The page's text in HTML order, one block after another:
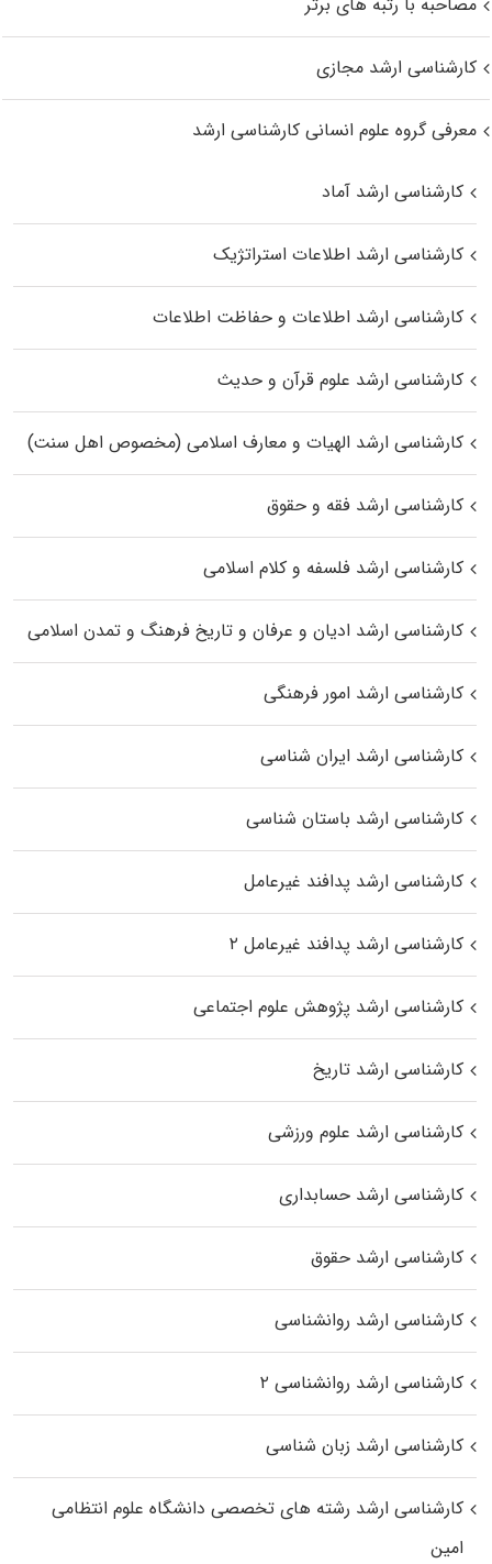
کارشناسی ارشد مجازی
معرفی گروه علوم انسانی کارشناسی ارشد
کارشناسی ارشد آماد
کارشناسی ارشد اطلاعات استراتژیک
کارشناسی ارشد اطلاعات و حفاظت اطلاعات
کارشناسی ارشد علوم قرآن و حدیث
کارشناسی ارشد الهیات و معارف اسلامی (مخصوص اهل سنت)
کارشناسی ارشد فقه و حقوق
کارشناسی ارشد فلسفه و کلام اسلامی
کارشناسی ارشد ادیان و عرفان و تاریخ فرهنگ و تمدن اسلامی
کارشناسی ارشد امور فرهنگی
کارشناسی ارشد ایران شناسی
کارشناسی ارشد باستان شناسی
کارشناسی ارشد پدافند غیرعامل
کارشناسی ارشد پدافند غیرعامل ۲
کارشناسی ارشد پژوهش علوم اجتماعی
کارشناسی ارشد تاریخ
کارشناسی ارشد علوم ورزشی
کارشناسی ارشد حسابداری
کارشناسی ارشد حقوق
کارشناسی ارشد روانشناسی
کارشناسی ارشد روانشناسی ۲
کارشناسی ارشد زبان شناسی
کارشناسی ارشد رﺷﺘﻪ ﻫﺎی تخصصی داﻧﺸﮕﺎه ﻋﻠﻮم انتظامی
اﻣﻴﻦ